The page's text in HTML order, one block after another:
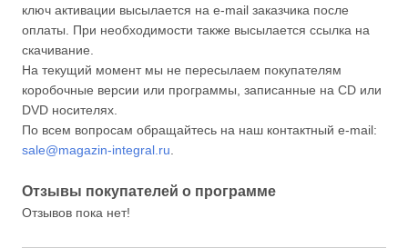
ключ активации высылается на e-mail заказчика после
оплаты. При необходимости также высылается ссылка на
скачивание.
На текущий момент мы не пересылаем покупателям
коробочные версии или программы, записанные на CD или
DVD носителях.
По всем вопросам обращайтесь на наш контактный e-mail:
sale@magazin-integral.ru
Отзывы покупателей о программе
Отзывов пока нет!